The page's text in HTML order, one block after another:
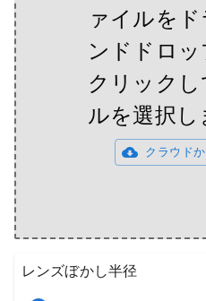
ァイルを
ンドドロッ
クリックし
ルを選択し
クラウド
レンズぼかし半径